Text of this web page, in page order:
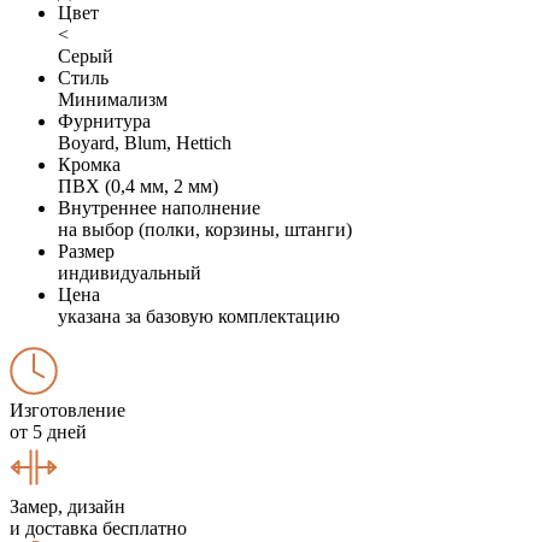
Цвет
<
Серый
Стиль
Минимализм
Фурнитура
Boyard, Blum, Hettich
Кромка
ПВХ (0,4 мм, 2 мм)
Внутреннее наполнение
на выбор (полки, корзины, штанги)
Размер
индивидуальный
Цена
указана за базовую комплектацию
Изготовление
от 5 дней
Замер, дизайн
и доставка бесплатно